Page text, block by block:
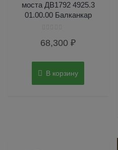
моста ДВ1792 4925.3
01.00.00 Балканкар
0
68,300₽
В корзину